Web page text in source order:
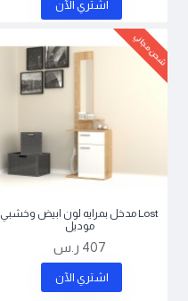
اشتري اﻵن
شحن مجاني
Lost مدخل بمرايه لون ابيض وخشبي
موديل
407 ر.س
اشتري اﻵن